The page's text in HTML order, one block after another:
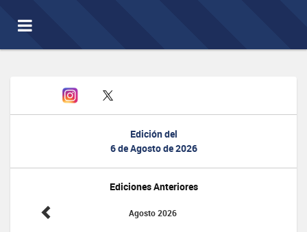
Toggle
navigation
Edición del
6 de Agosto de 2026
Ediciones Anteriores
Agosto 2026